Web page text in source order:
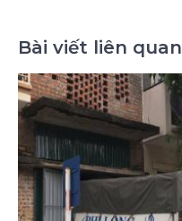
Bài viết liên quan